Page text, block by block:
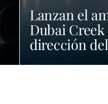
Lanzan el
Dubai
dirección